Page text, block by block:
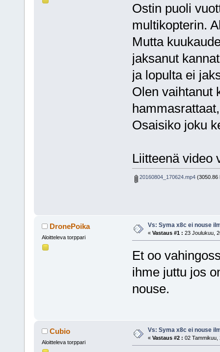
Ostin puoli
multikopterin.
Mutta
jaksanut
ja lopulta ei
Olen vaihtanut
Osaisiko joku
Liitteenä video
20160804_170624.mp4(3050.86
DronePoika
Aloitteleva torppari
Vs: Syma x8c ei nouse
« Vastaus #1 : 23 Joulukuu,
Et oo
ihme juttu jos
nouse.
Cubio
Aloitteleva torppari
Vs: Syma x8c ei nouse
« Vastaus #2 : 02 Tammikuu,